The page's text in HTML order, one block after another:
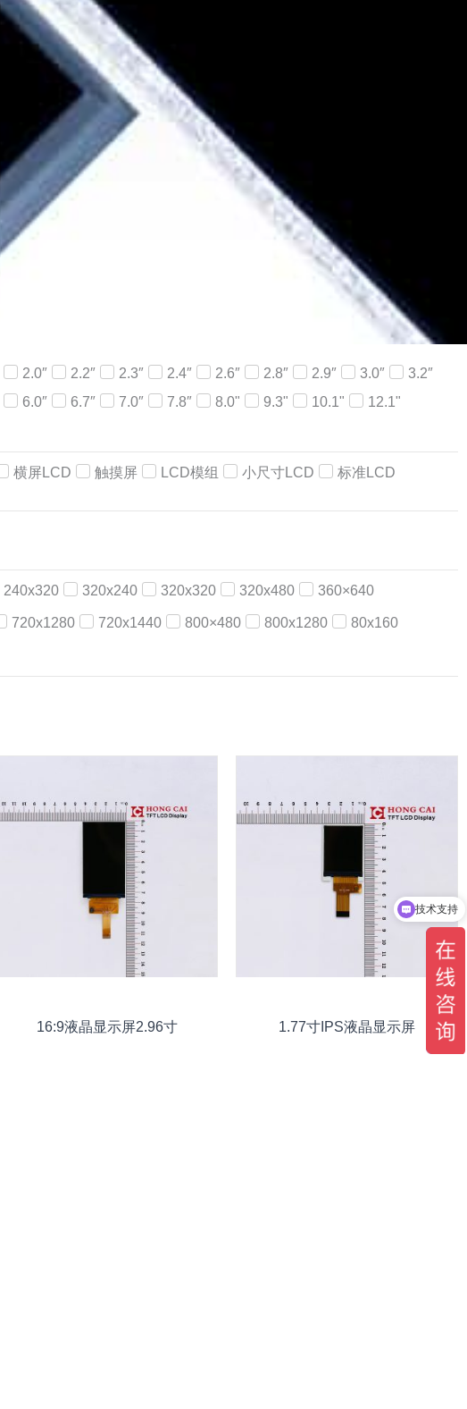
2.0″ 2.2″ 2.3″ 2.4″ 2.6″ 2.8″ 2.9″ 3.0″
3.2″
6.0″ 6.7″ 7.0″ 7.8″ 8.0" 9.3" 10.1"
12.1"
横屏LCD 触摸屏 LCD模组 小尺寸LCD 标准LCD
240x320 320x240 320x320 320x480 360×640
720x1280 720x1440 800×480 800x1280 80x160
16:9液晶显示屏2.96寸 1.77寸IPS液晶显示屏
技术支持